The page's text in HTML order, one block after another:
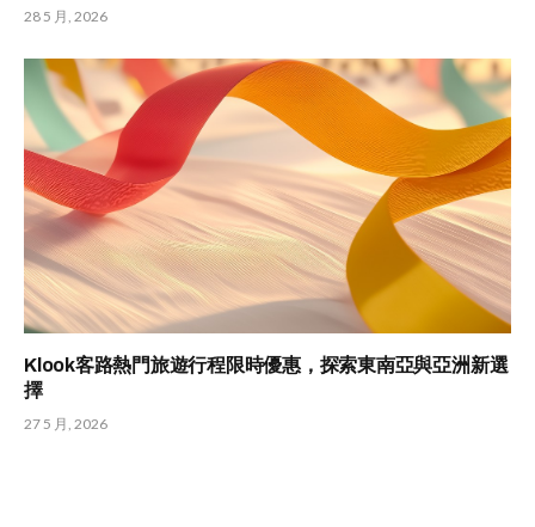
28 5 月, 2026
Klook客路熱門旅遊行程限時優惠，探索東南亞與亞洲新選
擇
27 5 月, 2026